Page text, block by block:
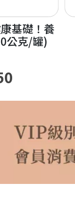
好品質！
粒/罐)